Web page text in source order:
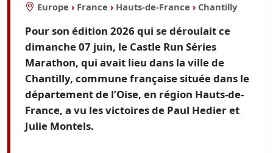
Europe › France › Hauts-de-France › Chantilly
Pour son édition 2026 qui se déroulait ce
dimanche 07 juin, le Castle Run Séries
Marathon, qui avait lieu dans la ville de
Chantilly, commune française située dans le
département de l’Oise, en région Hauts-de-
France, a vu les victoires de Paul Hedier et
Julie Montels.